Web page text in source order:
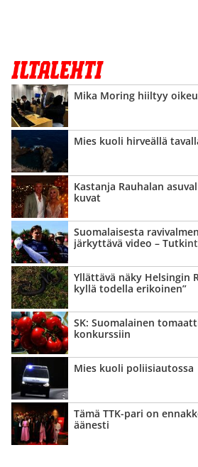
Mika Moring hiiltyy
Mies kuoli hirveällä
Kastanja Rauhalan
kuvat
Suomalaisesta
järkyttävä video –
Yllättävä näky Helsingin
kyllä todella erikoinen”
SK: Suomalainen
konkurssiin
Mies kuoli poliisiautossa
Tämä TTK-pari on
äänesti